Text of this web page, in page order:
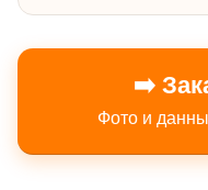
➡️
Фото и